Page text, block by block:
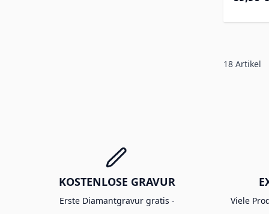
18 Artikel
KOSTENLOSE GRAVUR
Erste Diamantgravur gratis -
Viele